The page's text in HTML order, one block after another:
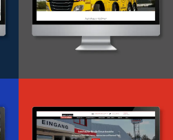
WordPress Entwicklung